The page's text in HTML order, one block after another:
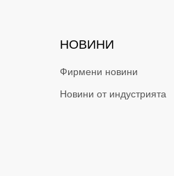
НОВИНИ
Фирмени новини
Новини от индустрията